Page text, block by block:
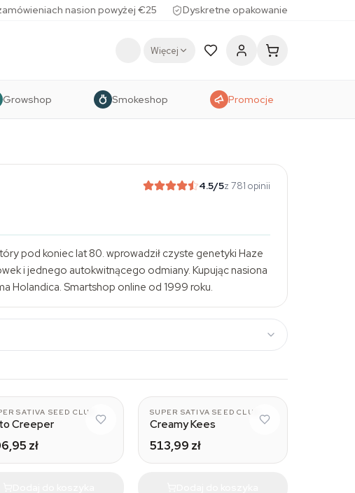
nasion powyżej €25 Dyskretne opakowanie
Więcej
Growshop Smokeshop Promocje
4.5/5z 781 opinii
pod koniec lat 80. wprowadził czyste genetyki Haze
i jednego autokwitnącego odmiany. Kupując nasiona
Holandica. Smartshop online od 1999 roku.
8
SATIVA SEED CLUB
Creeper
zł
SUPER SATIVA SEED CLUB
Creamy Kees
513,99 zł